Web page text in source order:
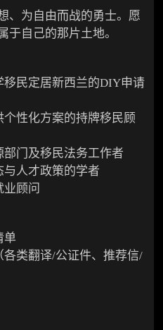
、为自由而战的勇士。愿
于自己的那片土地。
移民定居新西兰的DIY申请
个性化方案的持牌移民顾
部门及移民法务工作者
与人才政策的学者
顾问
单
各类翻译/公证件、推荐信/